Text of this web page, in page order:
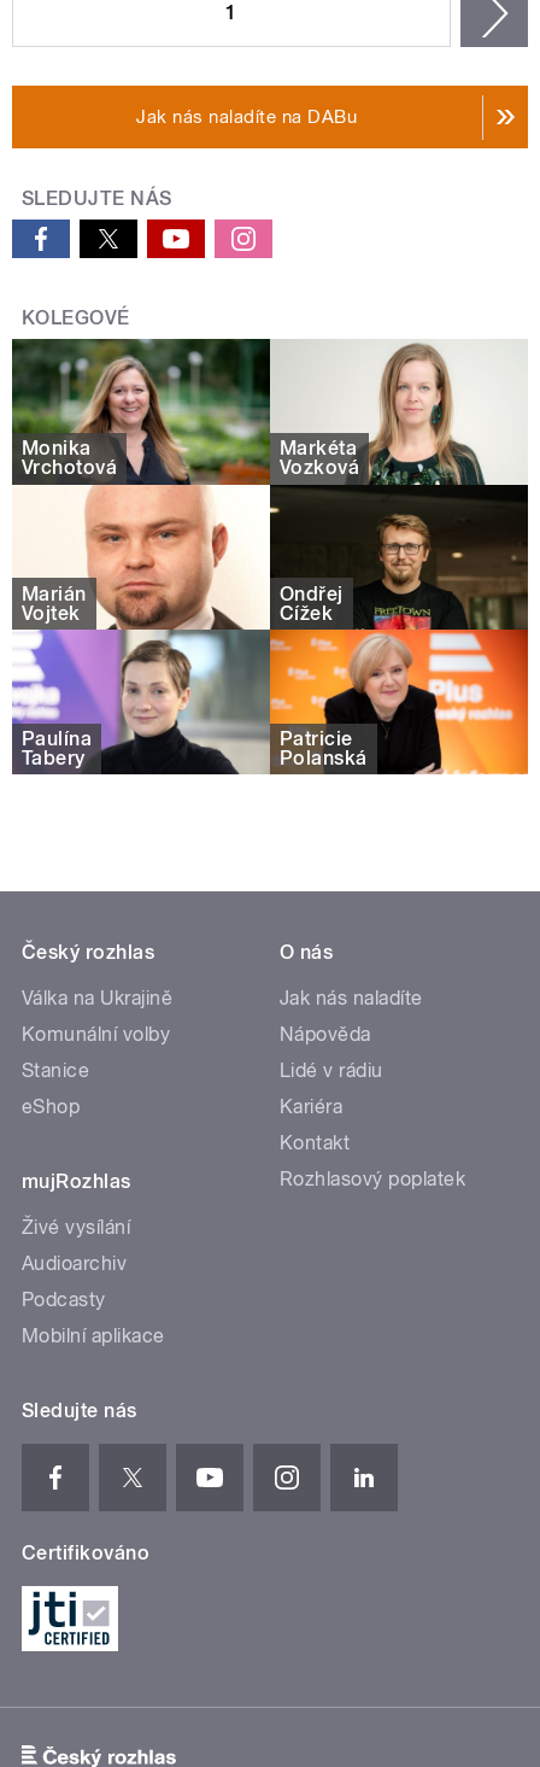
1
Jak nás naladíte na DABu
SLEDUJTE NÁS
KOLEGOVÉ
Monika
Vrchotová
Markéta
Vozková
Marián
Vojtek
Ondřej
Čížek
Paulína
Tabery
Patricie
Polanská
Český rozhlas
Válka na Ukrajině
Komunální volby
Stanice
eShop
mujRozhlas
Živé vysílání
Audioarchiv
Podcasty
Mobilní aplikace
O nás
Jak nás naladíte
Nápověda
Lidé v rádiu
Kariéra
Kontakt
Rozhlasový poplatek
Sledujte nás
Certifikováno